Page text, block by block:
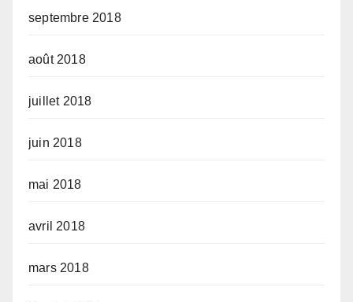
septembre 2018
août 2018
juillet 2018
juin 2018
mai 2018
avril 2018
mars 2018